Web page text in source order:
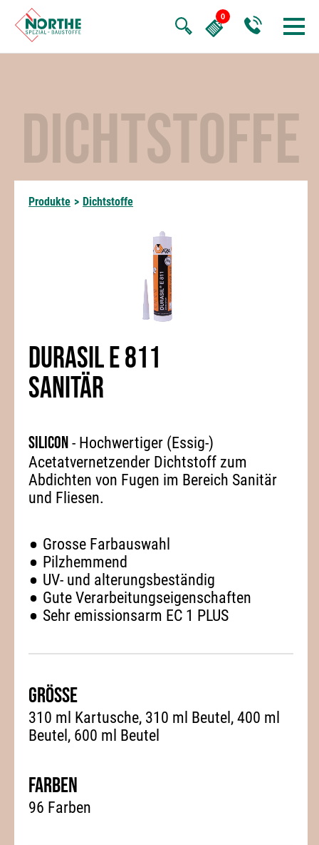
DICHTSTOFFE
Produkte > Dichtstoffe
DURASIL E 811
SANITÄR
Silicon - Hochwertiger (Essig-)
Acetatvernetzender Dichtstoff zum
Abdichten von Fugen im Bereich Sanitär
und Fliesen.
Grosse Farbauswahl
Pilzhemmend
UV- und alterungsbeständig
Gute Verarbeitungseigenschaften
Sehr emissionsarm EC 1 PLUS
Grösse
310 ml Kartusche, 310 ml Beutel, 400 ml
Beutel, 600 ml Beutel
Farben
96 Farben